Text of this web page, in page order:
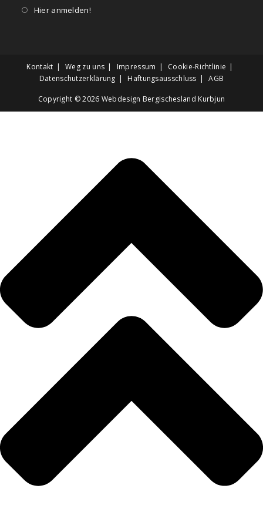
Hier anmelden!
Kontakt Weg zu uns Impressum
Cookie-Richtlinie
Datenschutzerklärung
Haftungsausschluss AGB
Copyright © 2026 Webdesign Bergischesland Kurbjun